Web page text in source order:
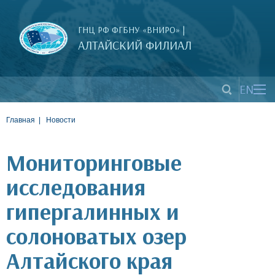
ГНЦ РФ ФГБНУ «ВНИРО» |
АЛТАЙСКИЙ ФИЛИАЛ
EN
Главная Новости
Мониторинговые
исследования
гипергалинных и
солоноватых озер
Алтайского края